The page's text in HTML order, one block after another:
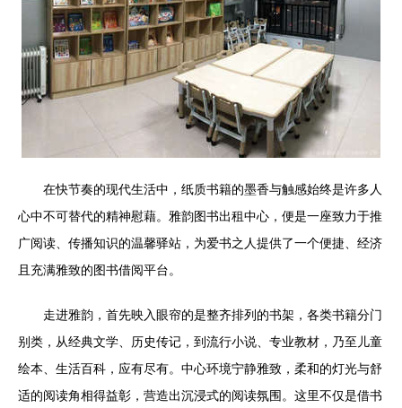
在快节奏的现代生活中，纸质书籍的墨香与触感始终是许多人
心中不可替代的精神慰藉。雅韵图书出租中心，便是一座致力于推
广阅读、传播知识的温馨驿站，为爱书之人提供了一个便捷、经济
且充满雅致的图书借阅平台。
走进雅韵，首先映入眼帘的是整齐排列的书架，各类书籍分门
别类，从经典文学、历史传记，到流行小说、专业教材，乃至儿童
绘本、生活百科，应有尽有。中心环境宁静雅致，柔和的灯光与舒
适的阅读角相得益彰，营造出沉浸式的阅读氛围。这里不仅是借书